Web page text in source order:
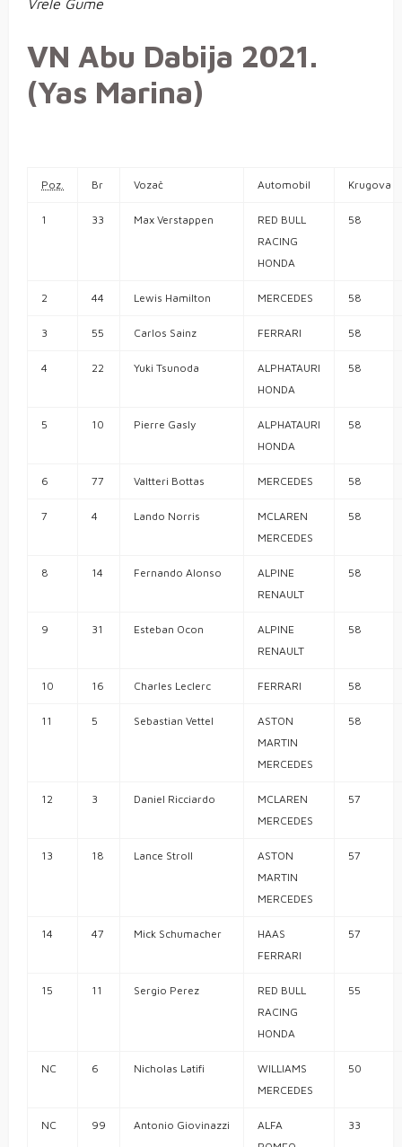
Vrele Gume
VN Abu Dabija 2021.
(Yas Marina)
Poz. Br Vozač Automobil Krugova
1 33 Max Verstappen
RED BULL
RACING
HONDA
58
2 44 Lewis Hamilton MERCEDES 58
3 55 Carlos Sainz FERRARI 58
4 22 Yuki Tsunoda
ALPHATAURI
HONDA
58
5 10 Pierre Gasly
ALPHATAURI
HONDA
58
6 77 Valtteri Bottas MERCEDES 58
7 4 Lando Norris
MCLAREN
MERCEDES
58
8 14 Fernando Alonso
ALPINE
RENAULT
58
9 31 Esteban Ocon
ALPINE
RENAULT
58
10 16 Charles Leclerc FERRARI 58
11 5 Sebastian Vettel
ASTON
MARTIN
MERCEDES
58
12 3 Daniel Ricciardo
MCLAREN
MERCEDES
57
13 18 Lance Stroll
ASTON
MARTIN
MERCEDES
57
14 47 Mick Schumacher
HAAS
FERRARI
57
15 11 Sergio Perez
RED BULL
RACING
HONDA
55
NC 6 Nicholas Latifi
WILLIAMS
MERCEDES
50
NC 99 Antonio Giovinazzi
ALFA
33